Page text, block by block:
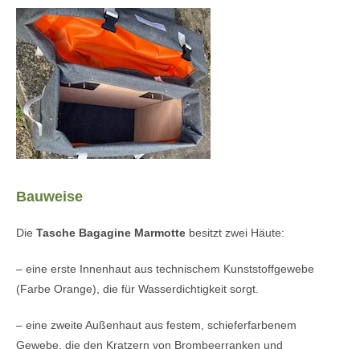
Bauweise
Die Tasche Bagagine Marmotte besitzt zwei Häute:
– eine erste Innenhaut aus technischem Kunststoffgewebe
(Farbe Orange), die für Wasserdichtigkeit sorgt.
– eine zweite Außenhaut aus festem, schieferfarbenem
Gewebe, die den Kratzern von Brombeerranken und